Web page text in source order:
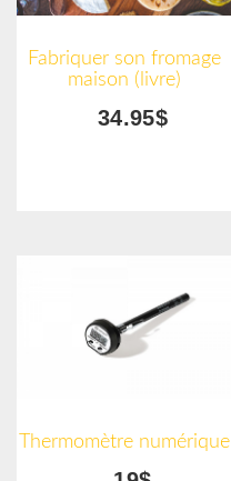
Fabriquer son fromage
maison (livre)
34.95$
Thermomètre numérique